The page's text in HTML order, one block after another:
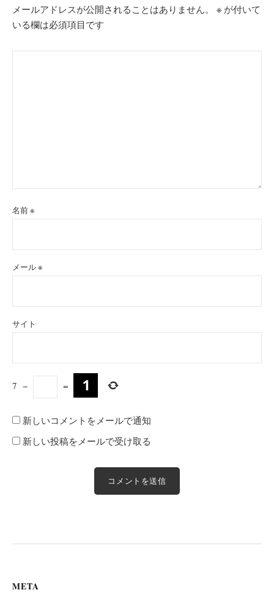
メールアドレスが公開されることはありません。 ※ が付いて
いる欄は必須項目です
名前※
メール※
サイト
7 − =
新しいコメントをメールで通知
新しい投稿をメールで受け取る
META